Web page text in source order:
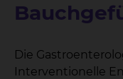
Die
Interventionelle